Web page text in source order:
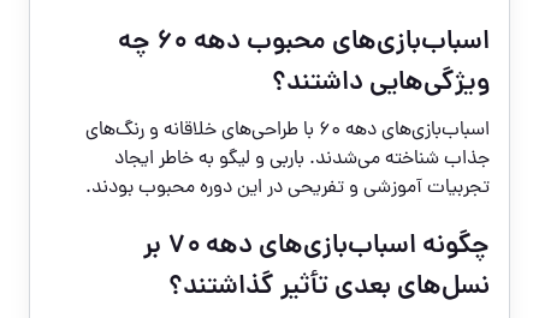
اسباب‌بازی‌های محبوب دهه ۶۰ چه
ویژگی‌هایی داشتند؟
اسباب‌بازی‌های دهه ۶۰ با طراحی‌های خلاقانه و رنگ‌های
جذاب شناخته می‌شدند. باربی و لیگو به خاطر ایجاد
تجربیات آموزشی و تفریحی در این دوره محبوب بودند.
چگونه اسباب‌بازی‌های دهه ۷۰ بر
نسل‌های بعدی تأثیر گذاشتند؟